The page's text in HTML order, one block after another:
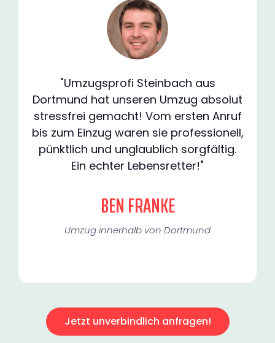
"Umzugsprofi Steinbach aus
Dortmund hat unseren Umzug absolut
stressfrei gemacht! Vom ersten Anruf
bis zum Einzug waren sie professionell,
pünktlich und unglaublich sorgfältig.
Ein echter Lebensretter!"
BEN FRANKE
Umzug innerhalb von Dortmund​
Jetzt unverbindlich anfragen!